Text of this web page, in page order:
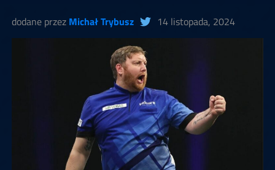
dodane przez Michał Trybusz 14 listopada, 2024